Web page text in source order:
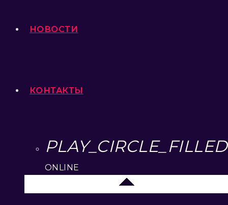
НОВОСТИ
КОНТАКТЫ
PLAY_CIRCLE_FILLED
ONLINE